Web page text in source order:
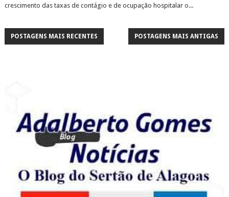
crescimento das taxas de contágio e de ocupação hospitalar o...
POSTAGENS MAIS RECENTES POSTAGENS MAIS ANTIGAS